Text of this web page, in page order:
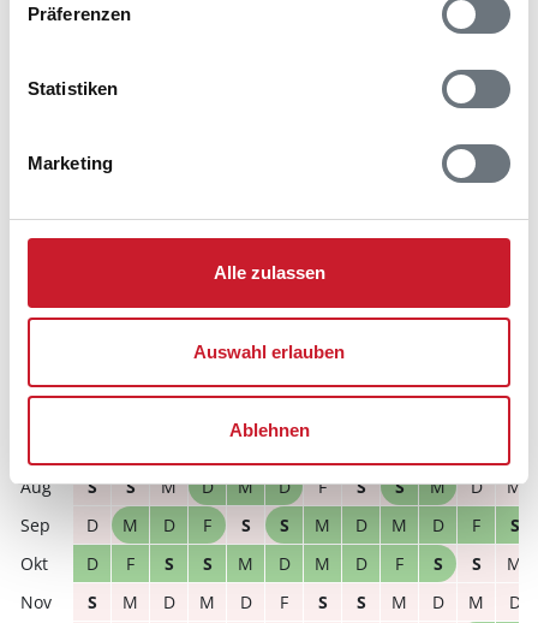
Präferenzen
Statistiken
Marketing
Alle zulassen
Auswahl erlauben
Ablehnen
Anzahl Reisende auswählen
Anreisetag im Belegungskalender anklicken
Reisedauer Anzahl Reisende
Reisezeitraumes auch Änderungen bei der
Hausbeschreibung und/oder der Ausstattung ergeben
frei belegt gewählter Zeitraum
S
S M D M D F S S M D
M
D
M D F S S M D M D F
S
D
F S S M D M D F S S
M
S
M D M D F S S M D M
D